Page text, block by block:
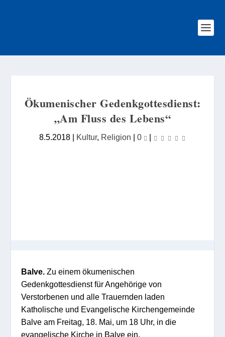
Ökumenischer Gedenkgottesdienst:
„Am Fluss des Lebens“
8.5.2018| Kultur, Religion | 0 |
Balve. Zu einem ökumenischen
Gedenkgottesdienst für Angehörige von
Verstorbenen und alle Trauernden laden
Katholische und Evangelische Kirchengemeinde
Balve am Freitag, 18. Mai, um 18 Uhr, in die
evangelische Kirche in Balve ein.